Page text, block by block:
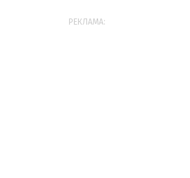
РЕКЛАМА: